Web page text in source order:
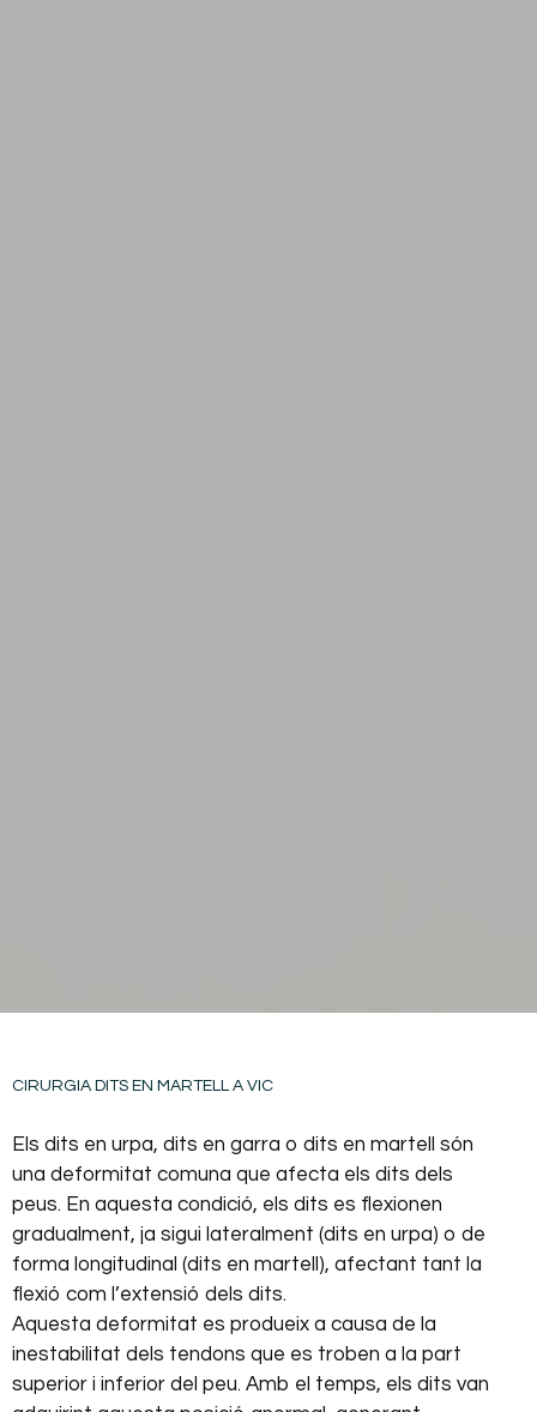
CIRURGIA DITS EN MARTELL A VIC
Els dits en urpa, dits en garra o dits en martell són
una deformitat comuna que afecta els dits dels
peus. En aquesta condició, els dits es flexionen
gradualment, ja sigui lateralment (dits en urpa) o de
forma longitudinal (dits en martell), afectant tant la
flexió com l’extensió dels dits.
Aquesta deformitat es produeix a causa de la
inestabilitat dels tendons que es troben a la part
superior i inferior del peu. Amb el temps, els dits van